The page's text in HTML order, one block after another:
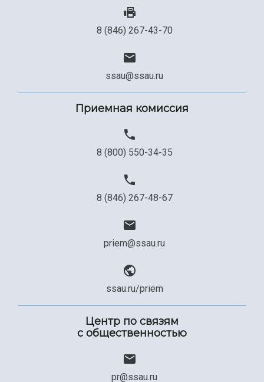
8 (846) 267-43-70
ssau@ssau.ru
Приемная комиссия
8 (800) 550-34-35
8 (846) 267-48-67
priem@ssau.ru
ssau.ru/priem
Центр по связям
с общественностью
pr@ssau.ru